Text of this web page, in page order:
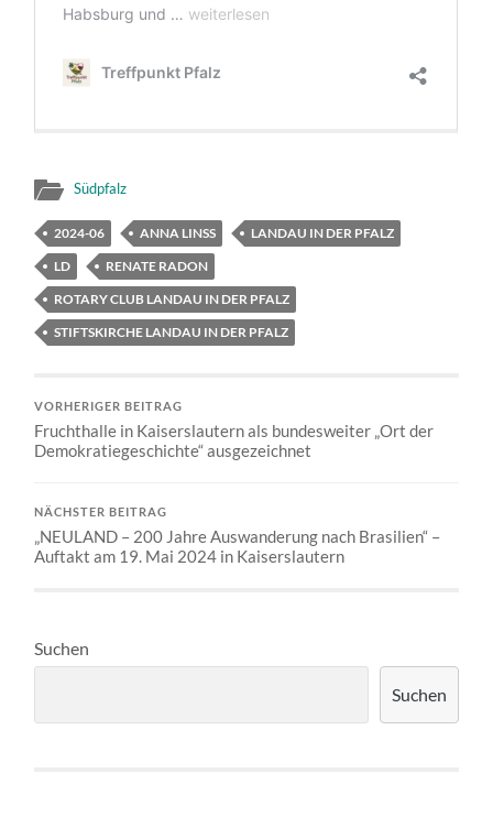
Südpfalz
2024-06 ANNA LINSS
LANDAU IN DER PFALZ
LD
RENATE RADON
ROTARY CLUB LANDAU IN DER PFALZ
STIFTSKIRCHE LANDAU IN DER PFALZ
VORHERIGER BEITRAG
Fruchthalle in Kaiserslautern als bundesweiter „Ort der
Demokratiegeschichte“ ausgezeichnet
NÄCHSTER BEITRAG
„NEULAND – 200 Jahre Auswanderung nach Brasilien“ –
Auftakt am 19. Mai 2024 in Kaiserslautern
Suchen
Suchen